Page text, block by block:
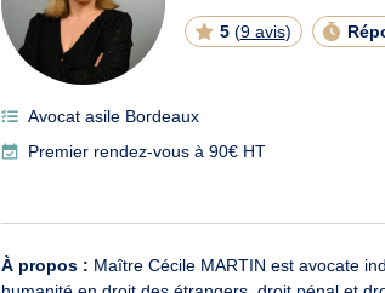
5 (9 avis)
Avocat asile Bordeaux
Premier rendez-vous à 90€ HT
À propos : Maître Cécile MARTIN est avocate